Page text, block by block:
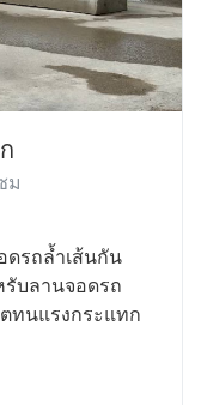
ม
ดรถล้ำเส้นกัน
บลานจอดรถ
ทนแรงกระแทก